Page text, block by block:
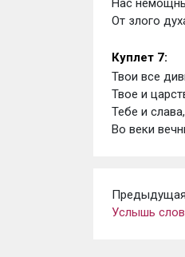
Нас
От злого
Куплет 7:
Твои все
Твое и
Тебе и
Во веки
Предыдущая
Услышь